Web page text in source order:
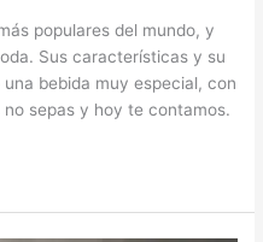
populares del mundo, y
Sus características y su
bebida muy especial, con
sepas y hoy te contamos.